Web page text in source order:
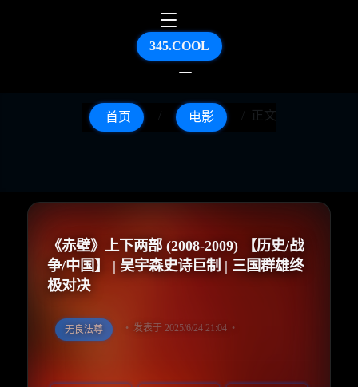
345.COOL
首页 电影 正文
《赤壁》上下两部 (2008-2009) 【历史/战
争/中国】 | 吴宇森史诗巨制 | 三国群雄终
极对决
无良法尊 发表于 2025/6/24 21:04